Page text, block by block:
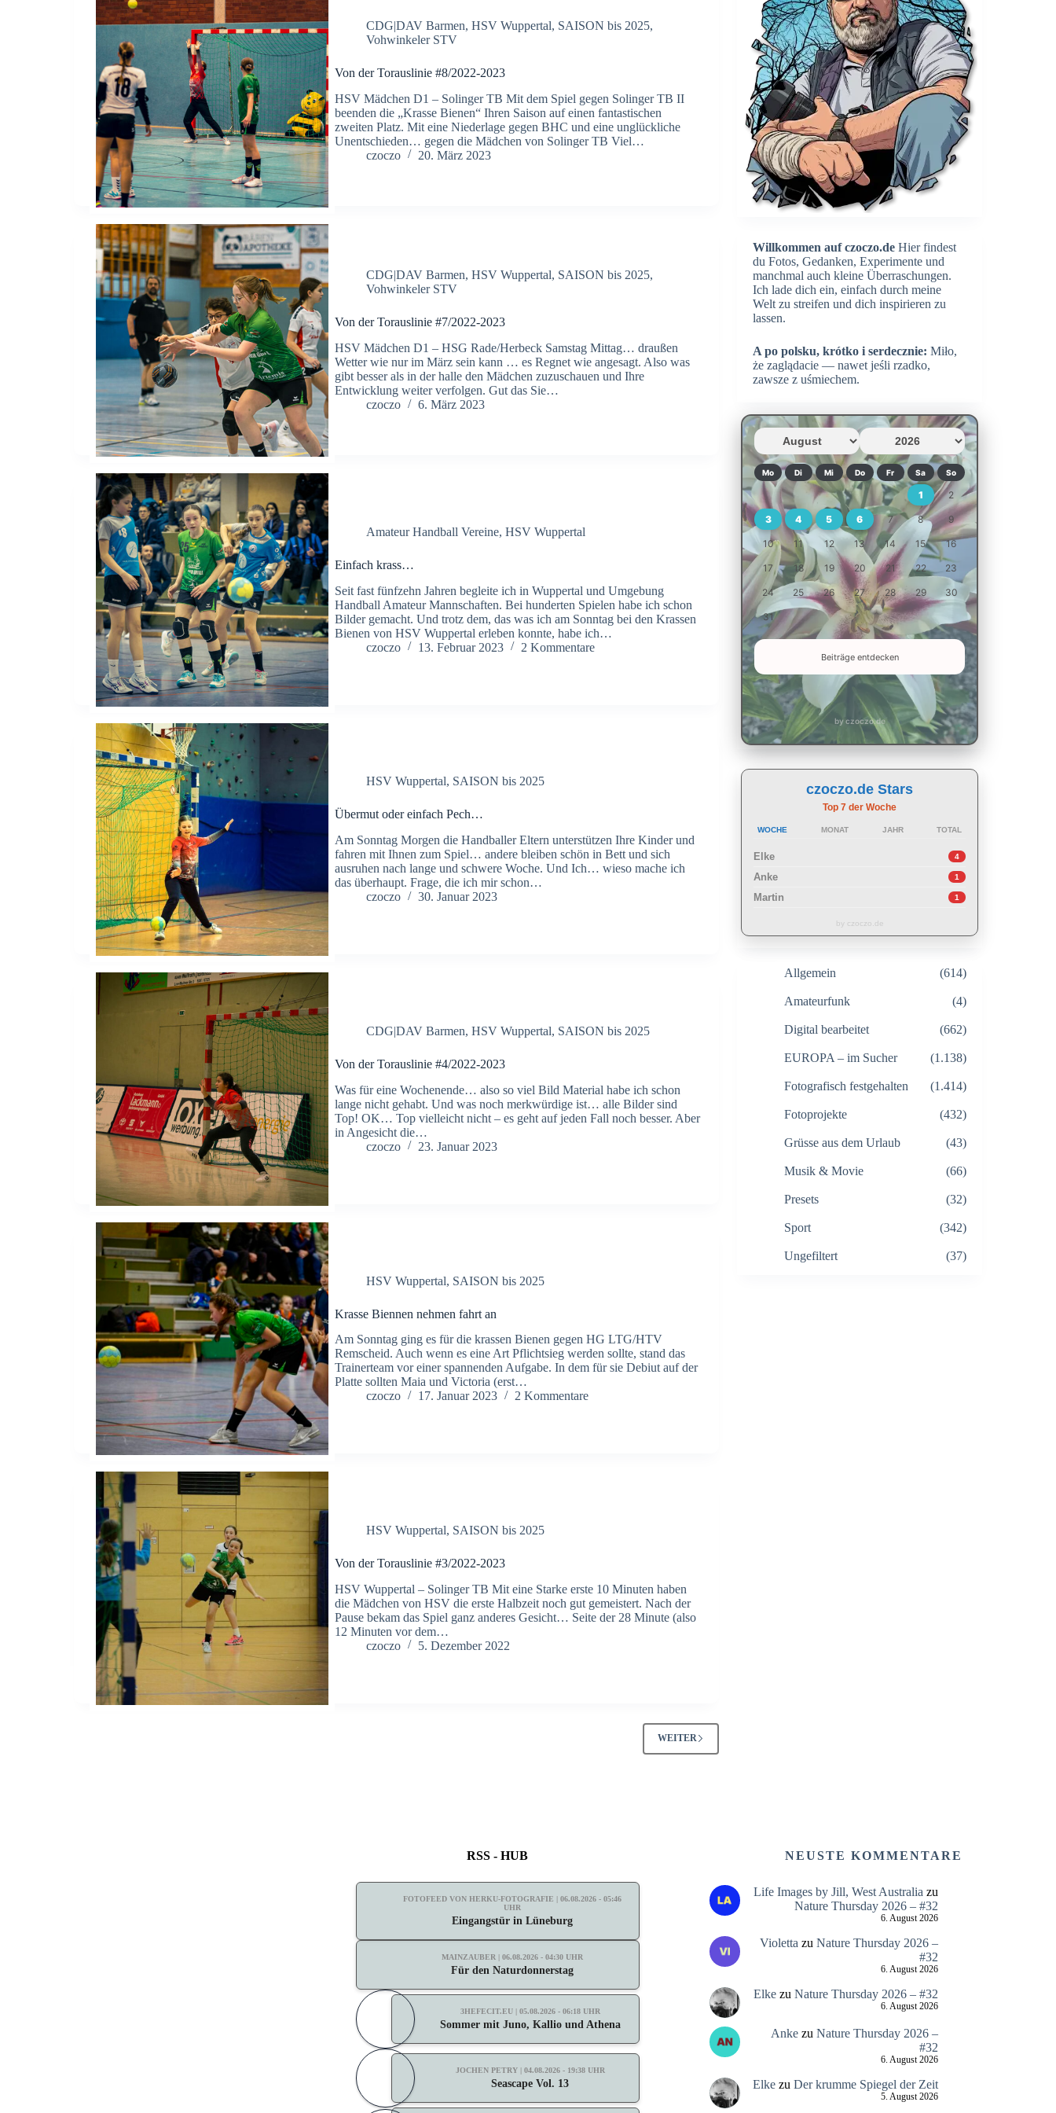
CDG|DAV Barmen,HSV Wuppertal, SAISON bis 2025,
Vohwinkeler STV
Von der Torauslinie #8/2022-2023
HSV Mädchen D1 – Solinger TB Mit dem Spiel gegen Solinger TB II
beenden die „Krasse Bienen“ Ihren Saison auf einen fantastischen
zweiten Platz. Mit eine Niederlage gegen BHC und eine unglückliche
Unentschieden… gegen die Mädchen von Solinger TB Viel…
czoczo
20. März 2023
CDG|DAV Barmen,HSV Wuppertal, SAISON bis 2025,
Vohwinkeler STV
Von der Torauslinie #7/2022-2023
HSV Mädchen D1 – HSG Rade/Herbeck Samstag Mittag… draußen
Wetter wie nur im März sein kann … es Regnet wie angesagt. Also was
gibt besser als in der halle den Mädchen zuzuschauen und Ihre
Entwicklung weiter verfolgen. Gut das Sie…
czoczo
6. März 2023
Amateur Handball Vereine,HSV Wuppertal
Einfach krass…
Seit fast fünfzehn Jahren begleite ich in Wuppertal und Umgebung
Handball Amateur Mannschaften. Bei hunderten Spielen habe ich schon
Bilder gemacht. Und trotz dem, das was ich am Sonntag bei den Krassen
Bienen von HSV Wuppertal erleben konnte, habe ich…
czoczo
13. Februar 2023 2 Kommentare
HSV Wuppertal, SAISON bis 2025
Übermut oder einfach Pech…
Am Sonntag Morgen die Handballer Eltern unterstützen Ihre Kinder und
fahren mit Ihnen zum Spiel… andere bleiben schön in Bett und sich
ausruhen nach lange und schwere Woche. Und Ich… wieso mache ich
das überhaupt. Frage, die ich mir schon…
czoczo
30. Januar 2023
CDG|DAV Barmen,HSV Wuppertal, SAISON bis 2025
Von der Torauslinie #4/2022-2023
Was für eine Wochenende… also so viel Bild Material habe ich schon
lange nicht gehabt. Und was noch merkwürdige ist… alle Bilder sind
Top! OK… Top vielleicht nicht – es geht auf jeden Fall noch besser. Aber
in Angesicht die…
czoczo
23. Januar 2023
HSV Wuppertal, SAISON bis 2025
Krasse Biennen nehmen fahrt an
Am Sonntag ging es für die krassen Bienen gegen HG LTG/HTV
Remscheid. Auch wenn es eine Art Pflichtsieg werden sollte, stand das
Trainerteam vor einer spannenden Aufgabe. In dem für sie Debiut auf der
Platte sollten Maia und Victoria (erst…
czoczo
17. Januar 2023 2 Kommentare
HSV Wuppertal, SAISON bis 2025
Von der Torauslinie #3/2022-2023
HSV Wuppertal – Solinger TB Mit eine Starke erste 10 Minuten haben
die Mädchen von HSV die erste Halbzeit noch gut gemeistert. Nach der
Pause bekam das Spiel ganz anderes Gesicht… Seite der 28 Minute (also
12 Minuten vor dem…
czoczo
5. Dezember 2022
WEITER
Willkommen auf czoczo.de Hier findest
du Fotos, Gedanken, Experimente und
manchmal auch kleine Überraschungen.
Ich lade dich ein, einfach durch meine
Welt zu streifen und dich inspirieren zu
lassen.
A po polsku, krótko i serdecznie: Miło,
że zaglądacie — nawet jeśli rzadko,
zawsze z uśmiechem.
Mo Di Mi Do Fr Sa So
1 2
3 4 5 6 7 8 9
10 11 12 13 14 15 16
17 18 19 20 21 22 23
24 25 26 27 28 29 30
31
Beiträge entdecken
by czoczo.de
czoczo.de Stars
Top 7 der Woche
WOCHE MONAT JAHR TOTAL
Elke 4
Anke 1
Martin 1
by czoczo.de
Allgemein (614)
Amateurfunk (4)
Digital bearbeitet (662)
EUROPA – im Sucher (1.138)
Fotografisch festgehalten (1.414)
Fotoprojekte (432)
Grüsse aus dem Urlaub (43)
Musik & Movie (66)
Presets (32)
Sport (342)
Ungefiltert (37)
RSS - HUB
FOTOFEED VON HERKU-FOTOGRAFIE | 06.08.2026 - 05:46
UHR
Eingangstür in Lüneburg
MAINZAUBER | 06.08.2026 - 04:30 UHR
Für den Naturdonnerstag
3HEFECIT.EU | 05.08.2026 - 06:18 UHR
Sommer mit Juno, Kallio und Athena
JOCHEN PETRY | 04.08.2026 - 19:38 UHR
Seascape Vol. 13
NEUSTE KOMMENTARE
Life Images by Jill, West Australia zu
Nature Thursday 2026 – #32
6. August 2026
Violetta zu Nature Thursday 2026 –
#32
6. August 2026
Elkezu Nature Thursday 2026 – #32
6. August 2026
Ankezu Nature Thursday 2026 –
#32
6. August 2026
Elkezu Der krumme Spiegel der Zeit
5. August 2026